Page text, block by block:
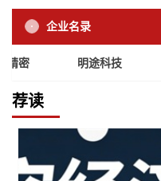
企业名录
密 明途科技
荐读